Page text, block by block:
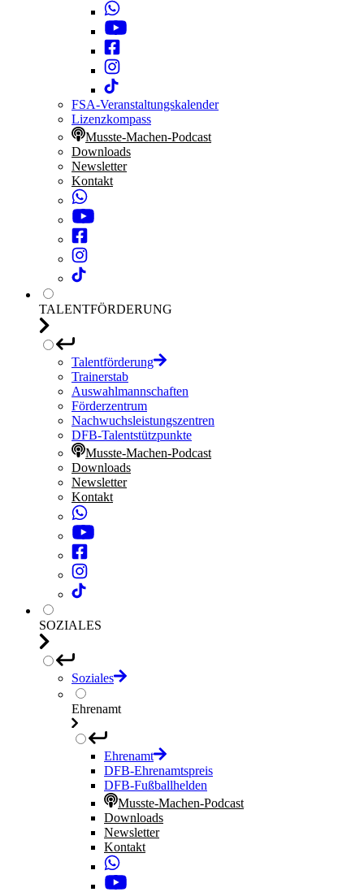
FSA-Veranstaltungskalender
Lizenzkompass
Musste-Machen-Podcast
Downloads
Newsletter
Kontakt
TALENTFÖRDERUNG
Talentförderung
Trainerstab
Auswahlmannschaften
Förderzentrum
Nachwuchsleistungszentren
DFB-Talentstützpunkte
Musste-Machen-Podcast
Downloads
Newsletter
Kontakt
SOZIALES
Soziales
Ehrenamt
Ehrenamt
DFB-Ehrenamtspreis
DFB-Fußballhelden
Musste-Machen-Podcast
Downloads
Newsletter
Kontakt